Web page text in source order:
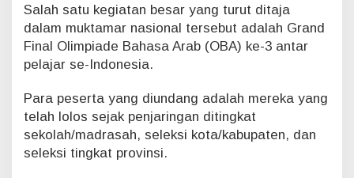
i
n
a
l
i
m
p
i
Salah satu kegiatan besar yang turut ditaja
dalam muktamar nasional tersebut adalah Grand
Final Olimpiade Bahasa Arab (OBA) ke-3 antar
pelajar se-Indonesia.
Para peserta yang diundang adalah mereka yang
telah lolos sejak penjaringan ditingkat
sekolah/madrasah, seleksi kota/kabupaten, dan
seleksi tingkat provinsi.